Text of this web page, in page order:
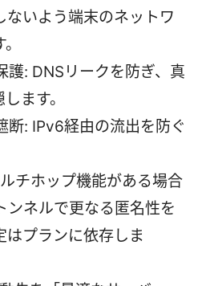
ないよう端末のネットワ
護: DNSリークを防ぎ、真
ます。
断: IPv6経由の流出を防ぐ
チホップ機能がある場合
ンネルで更なる匿名性を
はプランに依存しま